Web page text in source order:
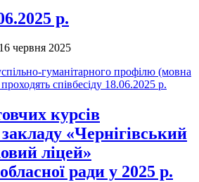
р.
16 червня 2025
гуманітарного профілю (мовна
співбесіду 18.06.2025 р.
курсів
«Чернігівський
ліцей»
ради у 2025 р.